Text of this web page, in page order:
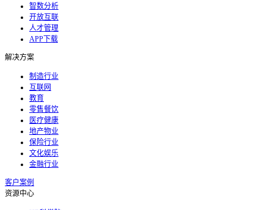
智数分析
开放互联
人才管理
APP下载
解决方案
制造行业
互联网
教育
零售餐饮
医疗健康
地产物业
保险行业
文化娱乐
金融行业
客户案例
资源中心